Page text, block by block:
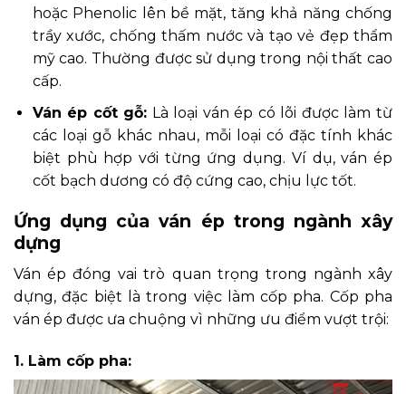
hoặc Phenolic lên bề mặt, tăng khả năng chống
trầy xước, chống thấm nước và tạo vẻ đẹp thẩm
mỹ cao. Thường được sử dụng trong nội thất cao
cấp.
Ván ép cốt gỗ: Là loại ván ép có lõi được làm từ
các loại gỗ khác nhau, mỗi loại có đặc tính khác
biệt phù hợp với từng ứng dụng. Ví dụ, ván ép
cốt bạch dương có độ cứng cao, chịu lực tốt.
Ứng dụng của ván ép trong ngành xây
dựng
Ván ép đóng vai trò quan trọng trong ngành xây
dựng, đặc biệt là trong việc làm cốp pha. Cốp pha
ván ép được ưa chuộng vì những ưu điểm vượt trội:
1. Làm cốp pha: